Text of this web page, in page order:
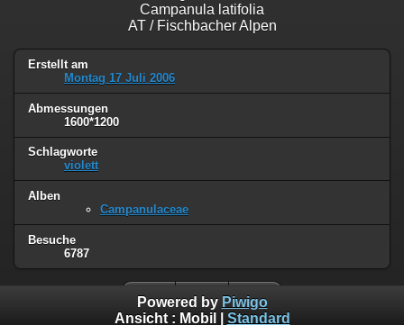
Campanula latifolia
AT / Fischbacher Alpen
Erstellt am
Montag 17 Juli 2006
Abmessungen
1600*1200
Schlagworte
violett
Alben
Campanulaceae
Besuche
6787
Powered by Piwigo
Ansicht : Mobil Standard